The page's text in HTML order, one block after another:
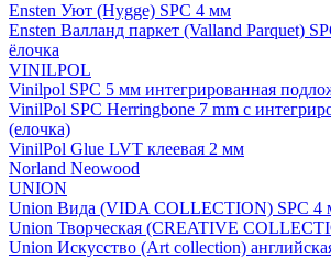
Ensten Уют (Hygge) SPC 4 мм
Ensten Валланд паркет (Valland Parquet)
ёлочка
VINILPOL
Vinilpol SPC 5 мм интегрированная
VinilPol SPC Herringbone 7 mm с
(елочка)
VinilPol Glue LVT клеевая 2 мм
Norland Neowood
UNION
Union Вида (VIDA COLLECTION) SPC 4
Union Творческая (CREATIVE
Union Искусство (Art collection)